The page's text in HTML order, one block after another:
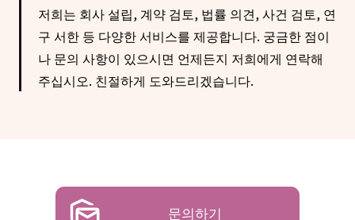
저희는 회사 설립, 계약 검토, 법률 의견, 사건 검토, 연
구 서한 등 다양한 서비스를 제공합니다. 궁금한 점이
나 문의 사항이 있으시면 언제든지 저희에게 연락해
주십시오. 친절하게 도와드리겠습니다.
문의하기